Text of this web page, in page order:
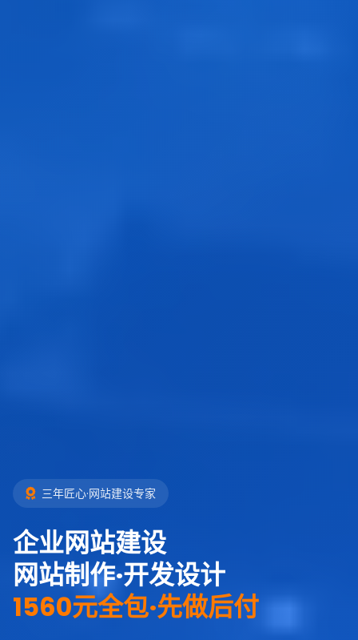
三年匠心·网站建设专家
企业网站建设
网站制作·开发设计
1560元全包·先做后付